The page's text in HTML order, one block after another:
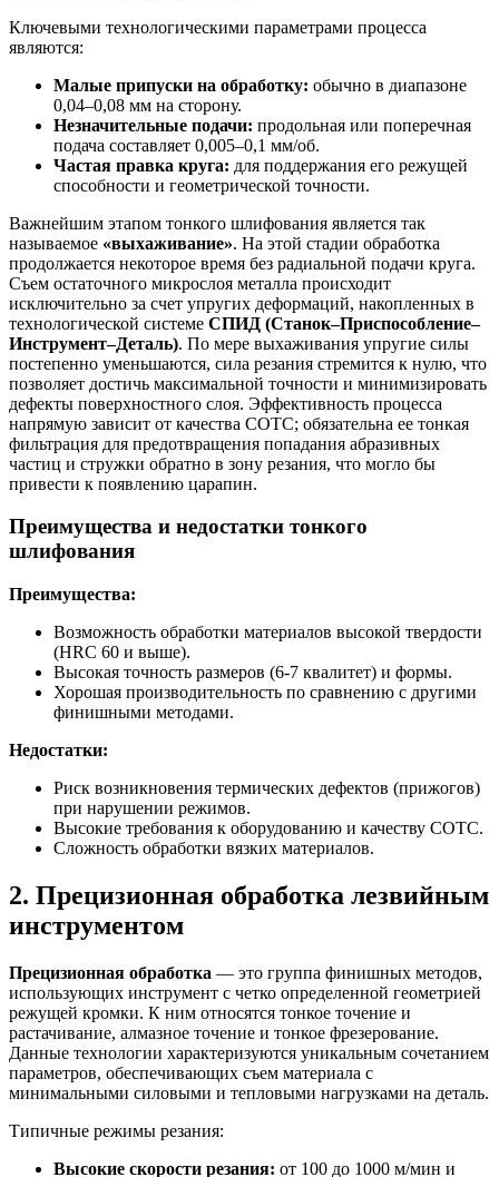
Ключевыми технологическими параметрами процесса
являются:
Малые припуски на обработку: обычно в диапазоне
0,04–0,08 мм на сторону.
Незначительные подачи: продольная или поперечная
подача составляет 0,005–0,1 мм/об.
Частая правка круга: для поддержания его режущей
способности и геометрической точности.
Важнейшим этапом тонкого шлифования является так
называемое «выхаживание». На этой стадии обработка
продолжается некоторое время без радиальной подачи круга.
Съем остаточного микрослоя металла происходит
исключительно за счет упругих деформаций, накопленных в
технологической системе СПИД (Станок–Приспособление–
Инструмент–Деталь). По мере выхаживания упругие силы
постепенно уменьшаются, сила резания стремится к нулю, что
позволяет достичь максимальной точности и минимизировать
дефекты поверхностного слоя. Эффективность процесса
напрямую зависит от качества СОТС; обязательна ее тонкая
фильтрация для предотвращения попадания абразивных
частиц и стружки обратно в зону резания, что могло бы
привести к появлению царапин.
Преимущества и недостатки тонкого
шлифования
Преимущества:
Возможность обработки материалов высокой твердости
(HRC 60 и выше).
Высокая точность размеров (6-7 квалитет) и формы.
Хорошая производительность по сравнению с другими
финишными методами.
Недостатки:
Риск возникновения термических дефектов (прижогов)
при нарушении режимов.
Высокие требования к оборудованию и качеству СОТС.
Сложность обработки вязких материалов.
2. Прецизионная обработка лезвийным
инструментом
Прецизионная обработка — это группа финишных методов,
использующих инструмент с четко определенной геометрией
режущей кромки. К ним относятся тонкое точение и
растачивание, алмазное точение и тонкое фрезерование.
Данные технологии характеризуются уникальным сочетанием
параметров, обеспечивающих съем материала с
минимальными силовыми и тепловыми нагрузками на деталь.
Типичные режимы резания:
Высокие скорости резания: от 100 до 1000 м/мин и